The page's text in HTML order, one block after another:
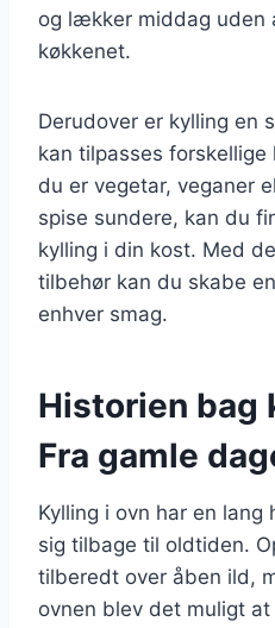
og lækker middag uden
køkkenet.
Derudover er kylling en
kan tilpasses
du er vegetar, veganer
spise sundere, kan du
kylling i din kost. Med
tilbehør kan du skabe
enhver smag.
Historien bag
Fra gamle
Kylling i ovn har en
sig tilbage til oldtiden.
tilberedt over åben ild,
ovnen blev det muligt